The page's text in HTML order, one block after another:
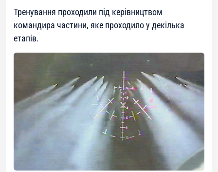
Тренування проходили під керівництвом
командира частини, яке проходило у декілька
етапів.